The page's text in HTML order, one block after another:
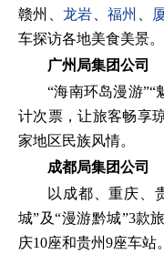
赣州、 龙岩 、福州
车探访各地美食美景。
广州局集团公司
“海南环岛漫游”“
计次票，让旅客畅享
家地区民族风情。
成都局集团公司
以成都、重庆、
城”及“漫游黔城”3款
庆10座和贵州9座车站。